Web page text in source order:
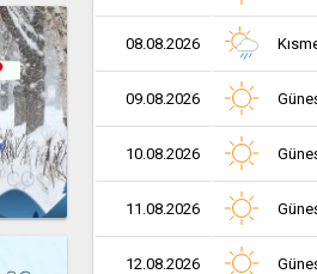
08.08.2026
09.08.2026
10.08.2026
11.08.2026
12.08.2026